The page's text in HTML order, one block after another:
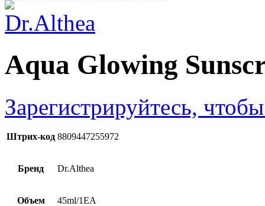
Aqua Glowing
Зарегистрируйтесь,
Штрих-код 8809447255972
Бренд Dr.Althea
Объем 45ml/1EA